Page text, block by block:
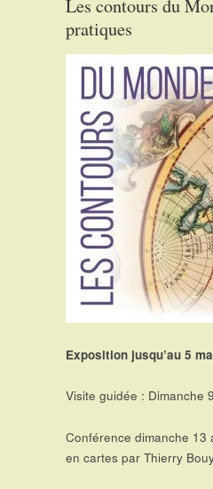
Les contours du
pratiques
Exposition jusqu’au 5
Visite guidée : Dimanche
Conférence dimanche 13
en cartes par Thierry